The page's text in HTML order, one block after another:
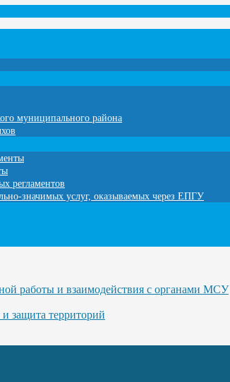
муниципального района
регламентов
значимых услуг, оказываемых через ЕПГУ
работы и взаимодействия с органами МСУ
и защита территорий